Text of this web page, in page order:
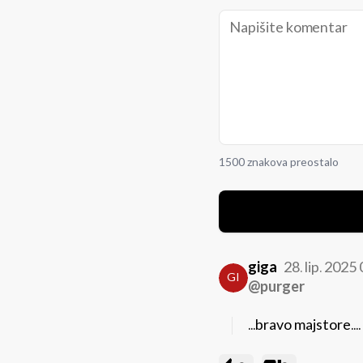
1500 znakova preostalo
GI
giga
@purger
28. lip. 2025
...bravo majstore....